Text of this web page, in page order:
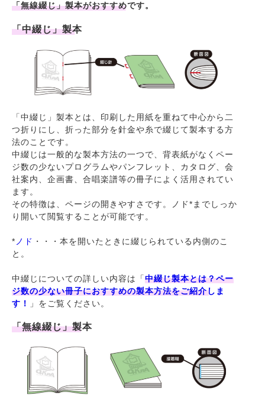
「無線綴じ」製本がおすすめです。
「中綴じ」製本
「中綴じ」製本とは、印刷した用紙を重ねて中心から二
つ折りにし、折った部分を針金や糸で綴じて製本する方
法のことです。
中綴じは一般的な製本方法の一つで、背表紙がなくペー
ジ数の少ないプログラムやパンフレット、カタログ、会
社案内、企画書、合唱楽譜等の冊子によく活用されてい
ます。
その特徴は、ページの開きやすさです。ノド*までしっか
り開いて閲覧することが可能です。
* ノド ・・・本を開いたときに綴じられている内側のこ
と。
中綴じについての詳しい内容は「中綴じ製本とは？ペー
ジ数の少ない冊子におすすめの製本方法をご紹介しま
す！
」をご覧ください。
「無線綴じ」製本